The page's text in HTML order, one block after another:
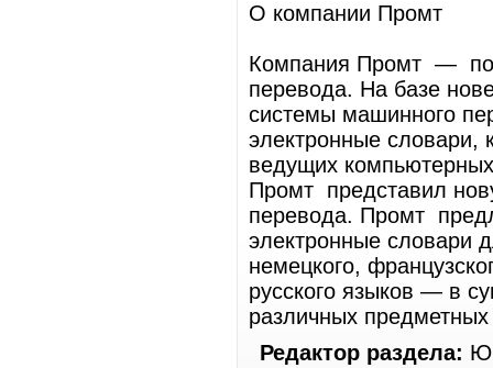
О компании Промт
Компания Промт —
перевода. На базе
системы машинного
электронные словари,
ведущих
Промт представил
перевода. Промт
электронные словари
немецкого,
русского языков — в
различных предметных
Редактор раздела: